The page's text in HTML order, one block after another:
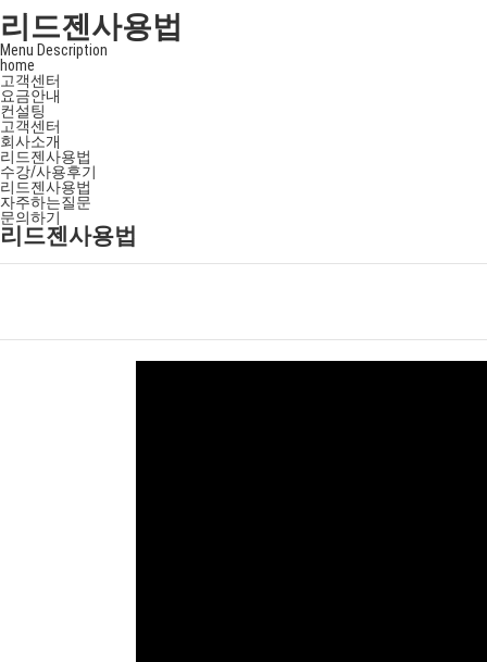
리드젠사용법
Menu Description
home
고객센터
요금안내
컨설팅
고객센터
회사소개
리드젠사용법
수강/사용후기
리드젠사용법
자주하는질문
문의하기
리드젠사용법